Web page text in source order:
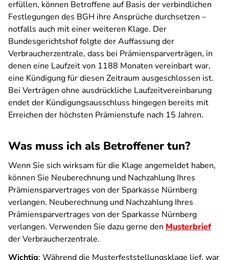
erfüllen, können Betroffene auf Basis der verbindlichen
Festlegungen des BGH ihre Ansprüche durchsetzen –
notfalls auch mit einer weiteren Klage. Der
Bundesgerichtshof folgte der Auffassung der
Verbraucherzentrale, dass bei Prämiensparverträgen, in
denen eine Laufzeit von 1188 Monaten vereinbart war,
eine Kündigung für diesen Zeitraum ausgeschlossen ist.
Bei Verträgen ohne ausdrückliche Laufzeitvereinbarung
endet der Kündigungsausschluss hingegen bereits mit
Erreichen der höchsten Prämienstufe nach 15 Jahren.
Was muss ich als Betroffener tun?
Wenn Sie sich wirksam für die Klage angemeldet haben,
können Sie Neuberechnung und Nachzahlung Ihres
Prämiensparvertrages von der Sparkasse Nürnberg
verlangen. Neuberechnung und Nachzahlung Ihres
Prämiensparvertrages von der Sparkasse Nürnberg
verlangen. Verwenden Sie dazu gerne den Musterbrief
der Verbraucherzentrale.
Wichtig: Während die Musterfeststellungsklage lief, war